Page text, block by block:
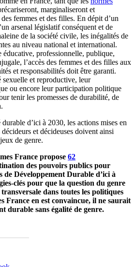
marginaliseront et
femmes et des filles. En dépit d’un
arsenal législatif conséquent et de
de la société civile, les inégalités de
au niveau national et international.
éducative, professionnelle, publique,
l’accès des femmes et des filles aux
et responsabilités doit être garanti.
et reproductive, leur
ou encore leur participation politique
tenir les promesses de durabilité, de
d’ici à 2030, les actions mises en
et décideuses doivent ainsi
de genre.
France propose 62
des pouvoirs publics pour
de Développement Durable d’ici à
clés pour que la question du genre
dans toutes les politiques
France en est convaincue, il ne saurait
durable sans égalité de genre.